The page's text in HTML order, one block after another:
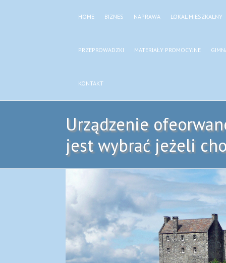
HOME BIZNES NAPRAWA LOKAL MIESZKALNY
PRZEPROWADZKI MATERIAŁY PROMOCYJNE
KONTAKT
Urządzenie
jest wybrać jeżeli